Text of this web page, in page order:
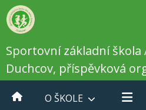
Sportovní základní
Duchcov, příspěvková
O ŠKOLE